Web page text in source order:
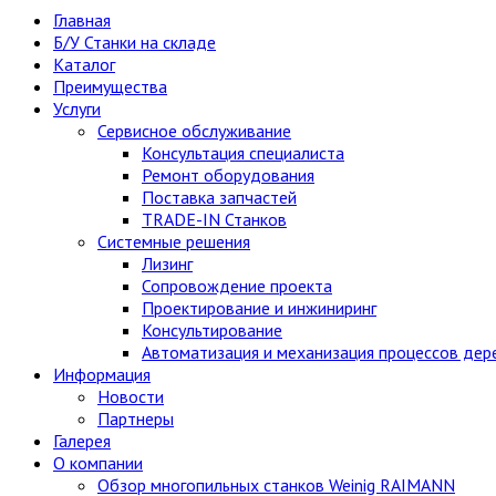
Главная
Б/У Станки на складе
Каталог
Преимущества
Услуги
Сервисное обслуживание
Консультация специалиста
Ремонт оборудования
Поставка запчастей
TRADE-IN Станков
Системные решения
Лизинг
Сопровождение проекта
Проектирование и инжиниринг
Консультирование
Автоматизация и механизация процессов
Информация
Новости
Партнеры
Галерея
О компании
Обзор многопильных станков Weinig RAIMANN